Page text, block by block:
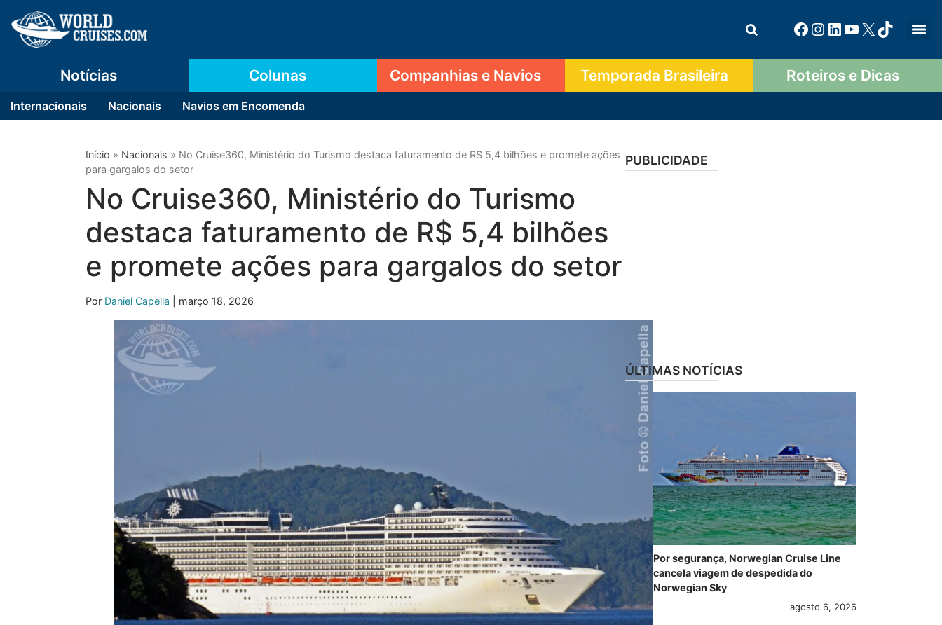
Notícias
Internacionais Nacionais Navios em Encomenda
Colunas Companhias e Navios Temporada Brasileira Roteiros e Dicas
Início » Nacionais » No Cruise360, Ministério do Turismo destaca faturamento de R$ 5,4 bilhões e promete ações
para gargalos do setor
No Cruise360, Ministério do Turismo
destaca faturamento de R$ 5,4 bilhões
e promete ações para gargalos do setor
Por Daniel Capella | março 18, 2026
PUBLICIDADE
ÚLTIMAS NOTÍCIAS
Por segurança, Norwegian Cruise Line
cancela viagem de despedida do
Norwegian Sky
agosto 6, 2026